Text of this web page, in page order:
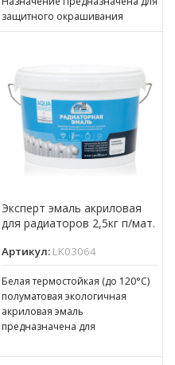
защитного окрашивания
металлических, деревянных,
атмосферным воздействиям.
Покрытие устойчиво
Эксперт эмаль акриловая
для радиаторов 2,5кг п/мат.
Артикул: LK03064
Белая термостойкая (до 120°С)
полуматовая экологичная
акриловая эмаль
предназначена для
радиаторов и приборов